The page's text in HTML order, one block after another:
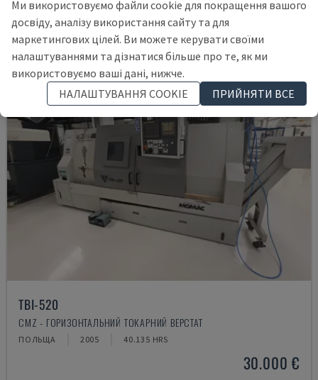
12.000 €
TBI-520
CMZ - ГОРИЗОНТАЛЬНИЙ ТОКАРНИЙ ВЕРСТАТ
ПОЛЬЩА 2005 40.135 HRS
30.000 €
Ми використовуємо файли cookie для покращення вашого
досвіду, аналізу використання сайту та для
маркетингових цілей. Ви можете керувати своїми
налаштуваннями та дізнатися більше про те, як ми
використовуємо ваші дані, нижче.
НАЛАШТУВАННЯ COOKIE
ПРИЙНЯТИ ВСЕ